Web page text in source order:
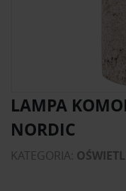
LAMPA
NORDIC
KATEGORIA: